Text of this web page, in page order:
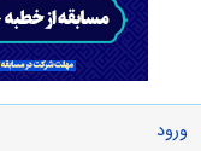
ورود